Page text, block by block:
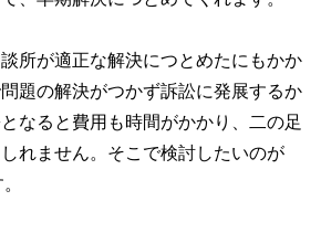
所が適正な解決につとめたにもかか
題の解決がつかず訴訟に発展するか
なると費用も時間がかかり、二の足
れません。そこで検討したいのが